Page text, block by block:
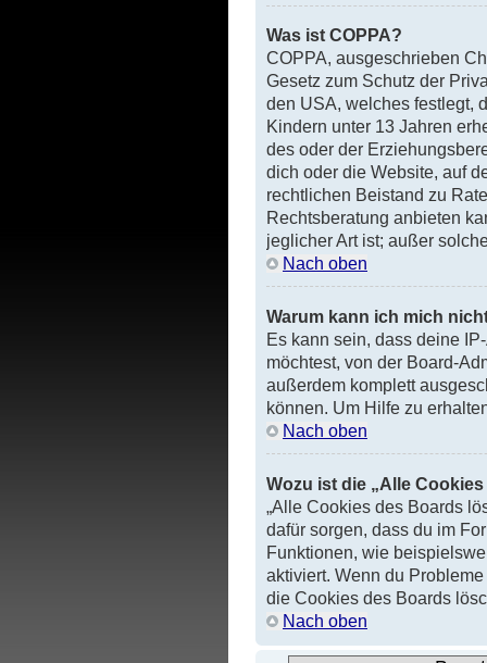
Was ist COPPA?
COPPA, ausgeschrieben
Gesetz zum Schutz der
den USA, welches festlegt,
Kindern unter 13 Jahren
des oder der
dich oder die Website, auf
rechtlichen Beistand zu
Rechtsberatung anbieten
jeglicher Art ist; außer
Nach oben
Warum kann ich mich
Es kann sein, dass deine
möchtest, von der Board-
außerdem komplett
können. Um Hilfe zu
Nach oben
Wozu ist die „Alle
„Alle Cookies des Boards
dafür sorgen, dass du im
Funktionen, wie
aktiviert. Wenn du
die Cookies des Boards
Nach oben